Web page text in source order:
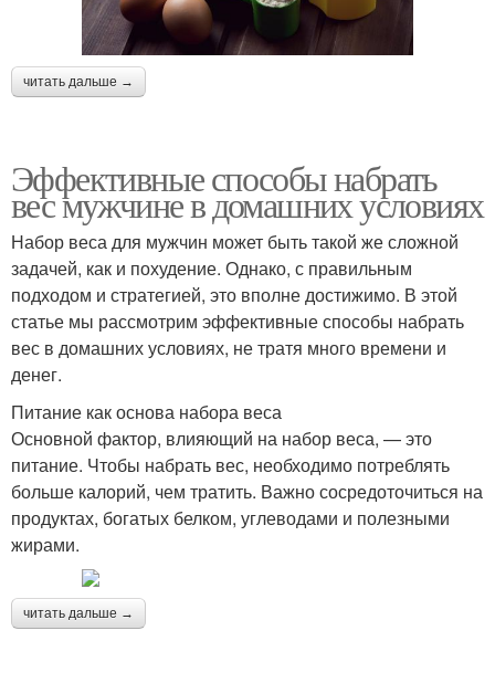
читать дальше →
Эффективные способы набрать
вес мужчине в домашних условиях
Набор веса для мужчин может быть такой же сложной
задачей, как и похудение. Однако, с правильным
подходом и стратегией, это вполне достижимо. В этой
статье мы рассмотрим эффективные способы набрать
вес в домашних условиях, не тратя много времени и
денег.
Питание как основа набора веса
Основной фактор, влияющий на набор веса, — это
питание. Чтобы набрать вес, необходимо потреблять
больше калорий, чем тратить. Важно сосредоточиться на
продуктах, богатых белком, углеводами и полезными
жирами.
читать дальше →